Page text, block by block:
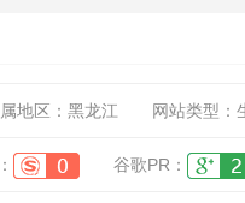
地区：黑龙江 网站类型：
谷歌PR：